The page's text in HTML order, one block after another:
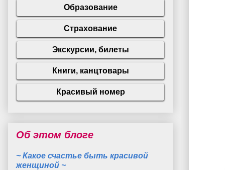
Об этом блоге
~ Какое счастье быть красивой
женщиной ~